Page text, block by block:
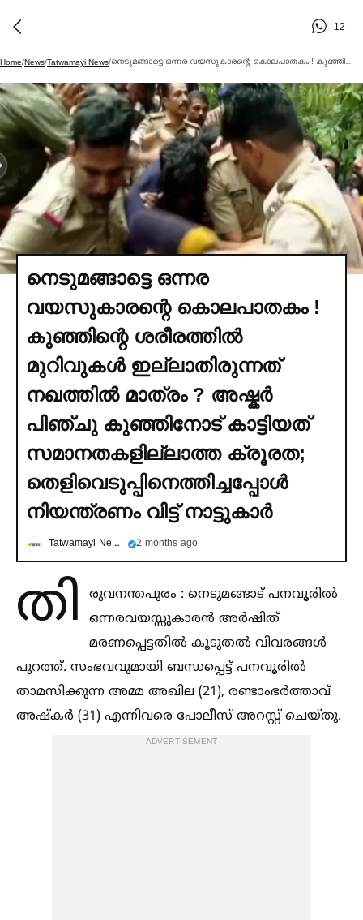
12
Home/News/Tatwamayi News/
നെടുമങ്ങാട്ടെ ഒന്നര
വയസുകാരന്റെ കൊലപാതകം !
കുഞ്ഞിന്റെ ശരീരത്തില്‍
മുറിവുകള്‍ ഇല്ലാതിരുന്നത്
നഖത്തില്‍ മാത്രം ? അഷ്കര്‍
പിഞ്ചു കുഞ്ഞിനോട് കാട്ടിയത്
സമാനതകളില്ലാത്ത ക്രൂരത;
തെളിവെടുപ്പിനെത്തിച്ചപ്പോള്‍
നിയന്ത്രണം വിട്ട് നാട്ടുകാര്‍
Tatwamayi News 2 months ago
തി
രുവനന്തപുരം : നെടുമങ്ങാട് പനവൂരില്‍
ഒന്നരവയസ്സുകാരൻ അർഷിത്
മരണപ്പെട്ടതില്‍ കൂടുതല്‍ വിവരങ്ങള്‍
പുറത്ത്. സംഭവവുമായി ബന്ധപ്പെട്ട് പനവൂരില്‍
താമസിക്കുന്ന അമ്മ അഖില (21), രണ്ടാംഭർത്താവ്
അഷ്കർ (31) എന്നിവരെ പോലീസ് അറസ്റ്റ് ചെയ്തു.
ADVERTISEMENT